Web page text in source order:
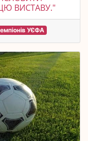
ВИСТАВУ."
УЄФА